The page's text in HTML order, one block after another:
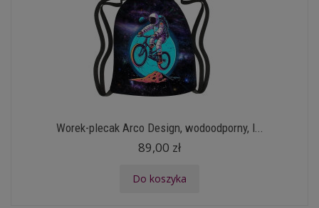
Worek-plecak Arco Design, wodoodporny, l...
89,00 zł
Do koszyka